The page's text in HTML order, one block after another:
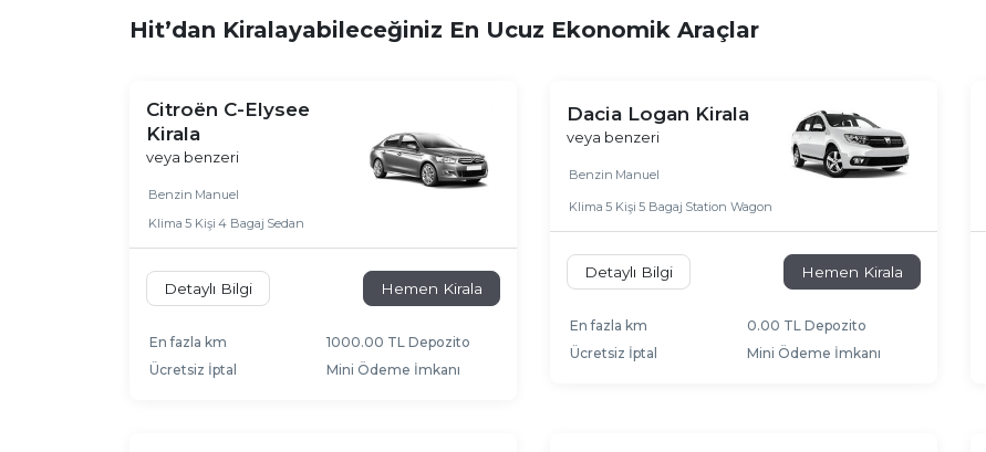
Hit’dan Kiralayabileceğiniz En Ucuz Ekonomik Araçlar
Citroën C-Elysee
Kirala
veya benzeri
Benzin Manuel
Klima 5 Kişi 4 Bagaj Sedan
Detaylı Bilgi Hemen Kirala
En fazla km
1000.00 TL Depozito
Ücretsiz İptal
Mini Ödeme İmkanı
Dacia Logan Kirala
veya benzeri
Benzin Manuel
Klima 5 Kişi 5 Bagaj Station Wagon
Detaylı Bilgi Hemen Kirala
En fazla km
0.00 TL Depozito
Ücretsiz İptal
Mini Ödeme İmkanı